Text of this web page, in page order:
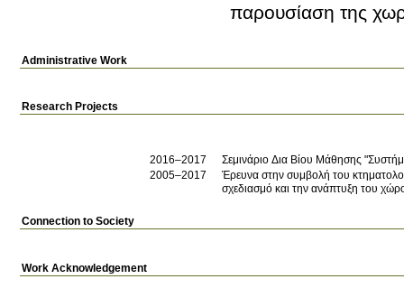
παρουσίαση της
Administrative Work
Research Projects
2016–2017
Σεμινάριο Δια Βίου Μάθησης
2005–2017
Έρευνα στην συμβολή του
σχεδιασμό και την ανάπτυξη του
Connection to Society
Work Acknowledgement